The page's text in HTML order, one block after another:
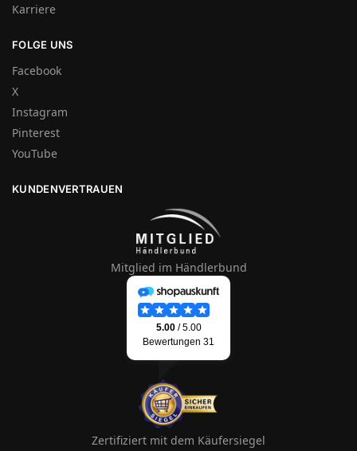
Karriere
FOLGE UNS
Facebook
X
Instagram
Pinterest
YouTube
KUNDENVERTRAUEN
Mitglied im Händlerbund
Zertifiziert mit dem Käufersiegel